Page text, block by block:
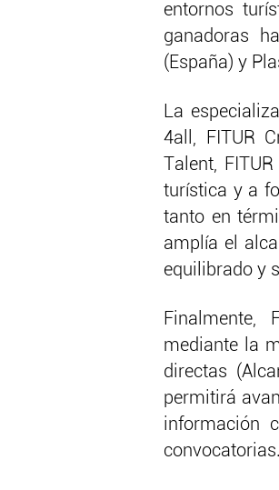
entornos
ganadoras
(España) y
La
4all, FITUR
Talent,
turística y a
tanto en
amplía el
equilibrado y
Finalmente,
mediante la
directas
permitirá
información
convocatorias.